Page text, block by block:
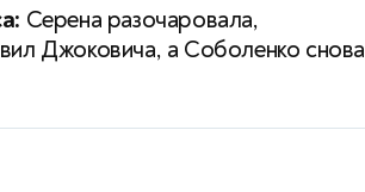
Серена разочаровала,
Джоковича, а Соболенко снова